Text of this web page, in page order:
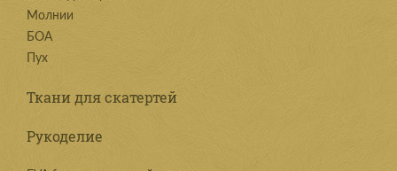
Молнии
БОА
Пух
Ткани для скатертей
Рукоделие